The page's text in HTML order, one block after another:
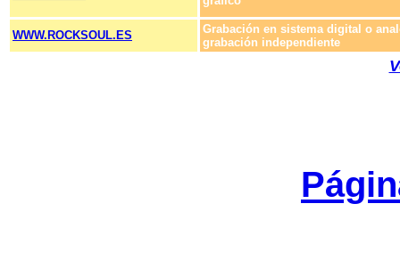
WWW.ROCKSOUL.ES
Grabación en sistema digital o
grabación independiente